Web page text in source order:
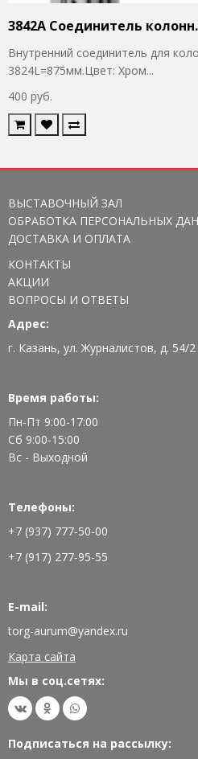
3842A Cоединитель
Внутренний соединитель для
3824L=875мм.Цвет: Хром...
400 руб.
ВЫСТАВОЧНЫЙ ЗАЛ
ОБРАБОТКА ПЕРСОНАЛЬНЫХ
ДОСТАВКА И ОПЛАТА
КОНТАКТЫ
АКЦИИ
ВОПРОСЫ И ОТВЕТЫ
Адрес:
г. Казань, ул. Журналистов, д. 54/2
Время работы:
Пн-Пт 9:00-17:00
Сб 9:00-15:00
Вс - Выходной
Телефоны:
+7 (937) 777-50-00
+7 (917) 277-95-55
E-mail:
torg-aurum@yandex.ru
Карта сайта
Мы в соц.сетях:
Подписаться на рассылку: